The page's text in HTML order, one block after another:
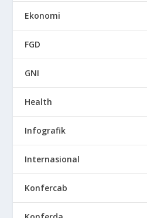
Ekonomi
FGD
GNI
Health
Infografik
Internasional
Konfercab